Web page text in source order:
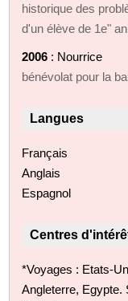
historique des
d'un élève de 1e"
2006 : Nourrice
bénévolat pour la
Langues
Français
Anglais
Espagnol
Centres
*Voyages : Etats-
Angleterre, Egypte.